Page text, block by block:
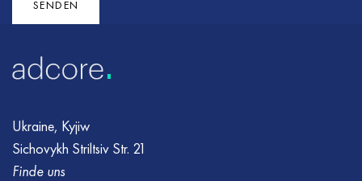
SENDEN
Ukraine, Kyjiw
Sichovykh Striltsiv Str. 21
Finde uns